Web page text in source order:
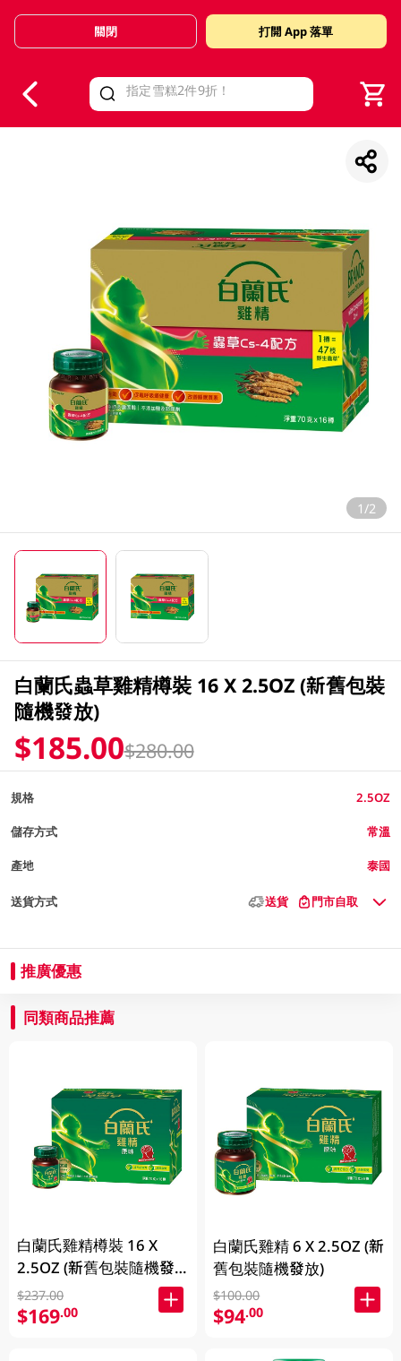
Valid Until 30 June 2026
關閉 打開 App 落單
1/2
白蘭氏蟲草雞精樽裝 16 X 2.5OZ (新舊包裝
隨機發放)
$185.00$280.00
規格 2.5OZ
儲存方式 常溫
產地 泰國
送貨方式 送貨 門市自取
推廣優惠
同類商品推薦
白蘭氏雞精樽裝 16 X
2.5OZ (新舊包裝隨機發
放)
$237.00
$169.00
白蘭氏雞精 6 X 2.5OZ (新
舊包裝隨機發放)
$100.00
$94.00